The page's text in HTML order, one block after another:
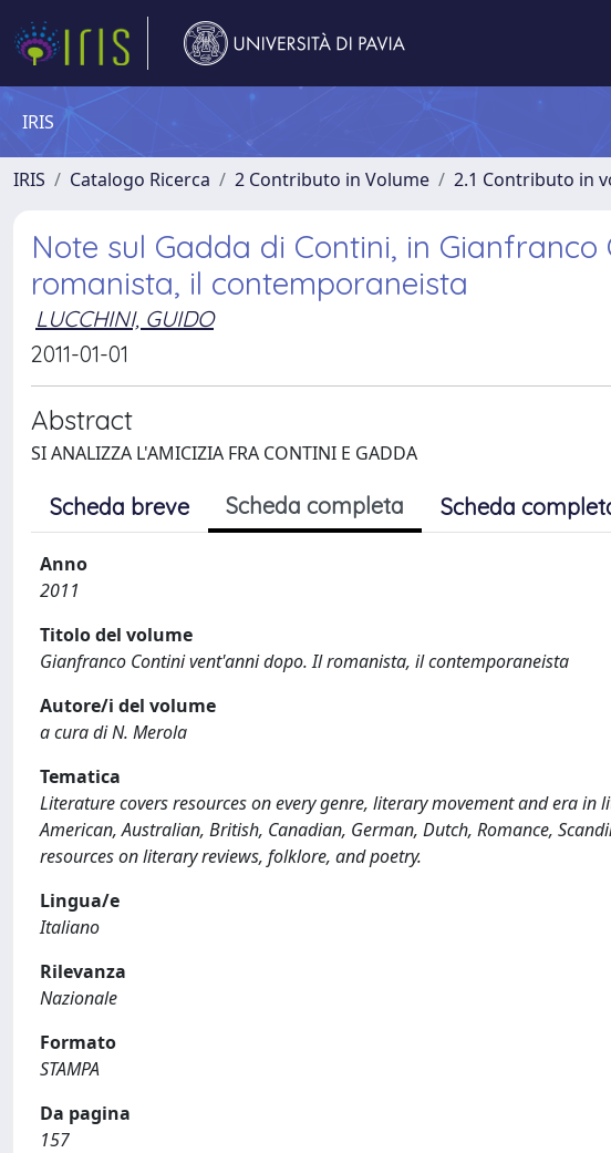
IRIS
IRIS Catalogo Ricerca 2 Contributo in Volume 2.1 Contributo in
Note sul Gadda di Contini, in Gianfranco
romanista, il contemporaneista
LUCCHINI, GUIDO
2011-01-01
Abstract
SI ANALIZZA L'AMICIZIA FRA CONTINI E GADDA
Scheda breve Scheda completa Scheda
Anno
2011
Titolo del volume
Gianfranco Contini vent'anni dopo. Il romanista, il contemporaneista
Autore/i del volume
a cura di N. Merola
Tematica
Literature covers resources on every genre, literary movement and era
American, Australian, British, Canadian, German, Dutch, Romance,
resources on literary reviews, folklore, and poetry.
Lingua/e
Italiano
Rilevanza
Nazionale
Formato
STAMPA
Da pagina
157